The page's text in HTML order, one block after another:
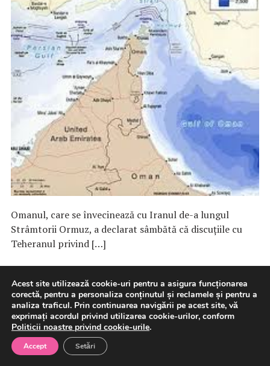
Omanul, care se învecinează cu Iranul de-a lungul
Strâmtorii Ormuz, a declarat sâmbătă că discuţiile cu
Teheranul privind […]
8 august 2026 International
Rusia atacă întreprinderi
militare din Kiev, precum şi
Acest site utilizează cookie-uri pentru a asigura funcționarea
corectă, pentru a personaliza conținutul și reclamele și pentru a
analiza traficul. Prin continuarea navigării pe acest site, vă
exprimați acordul privind utilizarea cookie-urilor, conform
Politicii noastre privind cookie-urile.
Accept Setări